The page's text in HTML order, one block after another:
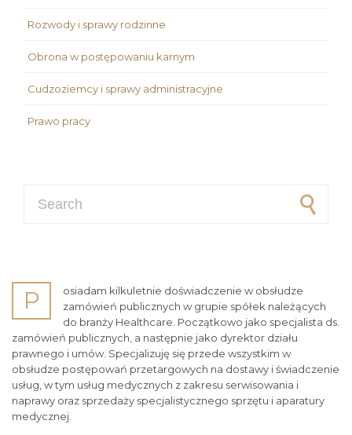
Rozwody i sprawy rodzinne
Obrona w postępowaniu karnym
Cudzoziemcy i sprawy administracyjne
Prawo pracy
P
osiadam kilkuletnie doświadczenie w obsłudze
zamówień publicznych w grupie spółek należących
do branży Healthcare. Początkowo jako specjalista ds.
zamówień publicznych, a następnie jako dyrektor działu
prawnego i umów. Specjalizuję się przede wszystkim w
obsłudze postępowań przetargowych na dostawy i świadczenie
usług, w tym usług medycznych z zakresu serwisowania i
naprawy oraz sprzedaży specjalistycznego sprzętu i aparatury
medycznej.